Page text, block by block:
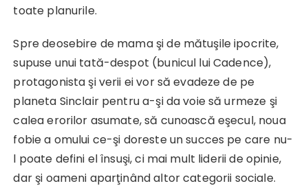
toate planurile.
Spre deosebire de mama şi de mătuşile ipocrite,
supuse unui tată-despot (bunicul lui Cadence),
protagonista şi verii ei vor să evadeze de pe
planeta Sinclair pentru a-şi da voie să urmeze şi
calea erorilor asumate, să cunoască eşecul, noua
fobie a omului ce-şi doreste un succes pe care nu-
l poate defini el însuşi, ci mai mult liderii de opinie,
dar şi oameni aparţinând altor categorii sociale.